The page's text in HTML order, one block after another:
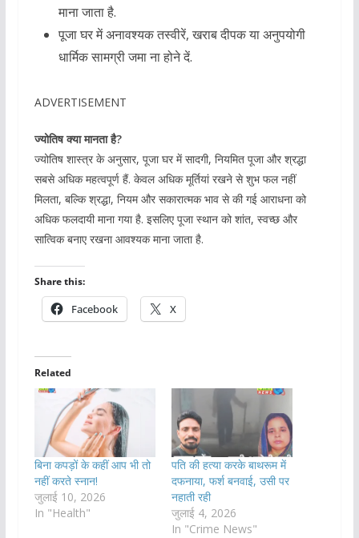
माना जाता है.
पूजा घर में अनावश्यक तस्वीरें, खराब दीपक या अनुपयोगी
धार्मिक सामग्री जमा ना होने दें.
ADVERTISEMENT
ज्योतिष क्या मानता है?
ज्योतिष शास्त्र के अनुसार, पूजा घर में सादगी, नियमित पूजा और श्रद्धा
सबसे अधिक महत्वपूर्ण हैं. केवल अधिक मूर्तियां रखने से शुभ फल नहीं
मिलता, बल्कि श्रद्धा, नियम और सकारात्मक भाव से की गई आराधना को
अधिक फलदायी माना गया है. इसलिए पूजा स्थान को शांत, स्वच्छ और
सात्विक बनाए रखना आवश्यक माना जाता है.
Share this:
Facebook X
Related
बिना कपड़ों के कहीं आप भी तो
नहीं करते स्नान!
जुलाई 10, 2026
In "Health"
पति की हत्या करके बाथरूम में
दफनाया, फर्श बनवाई, उसी पर
नहाती रही
जुलाई 4, 2026
In "Crime News"